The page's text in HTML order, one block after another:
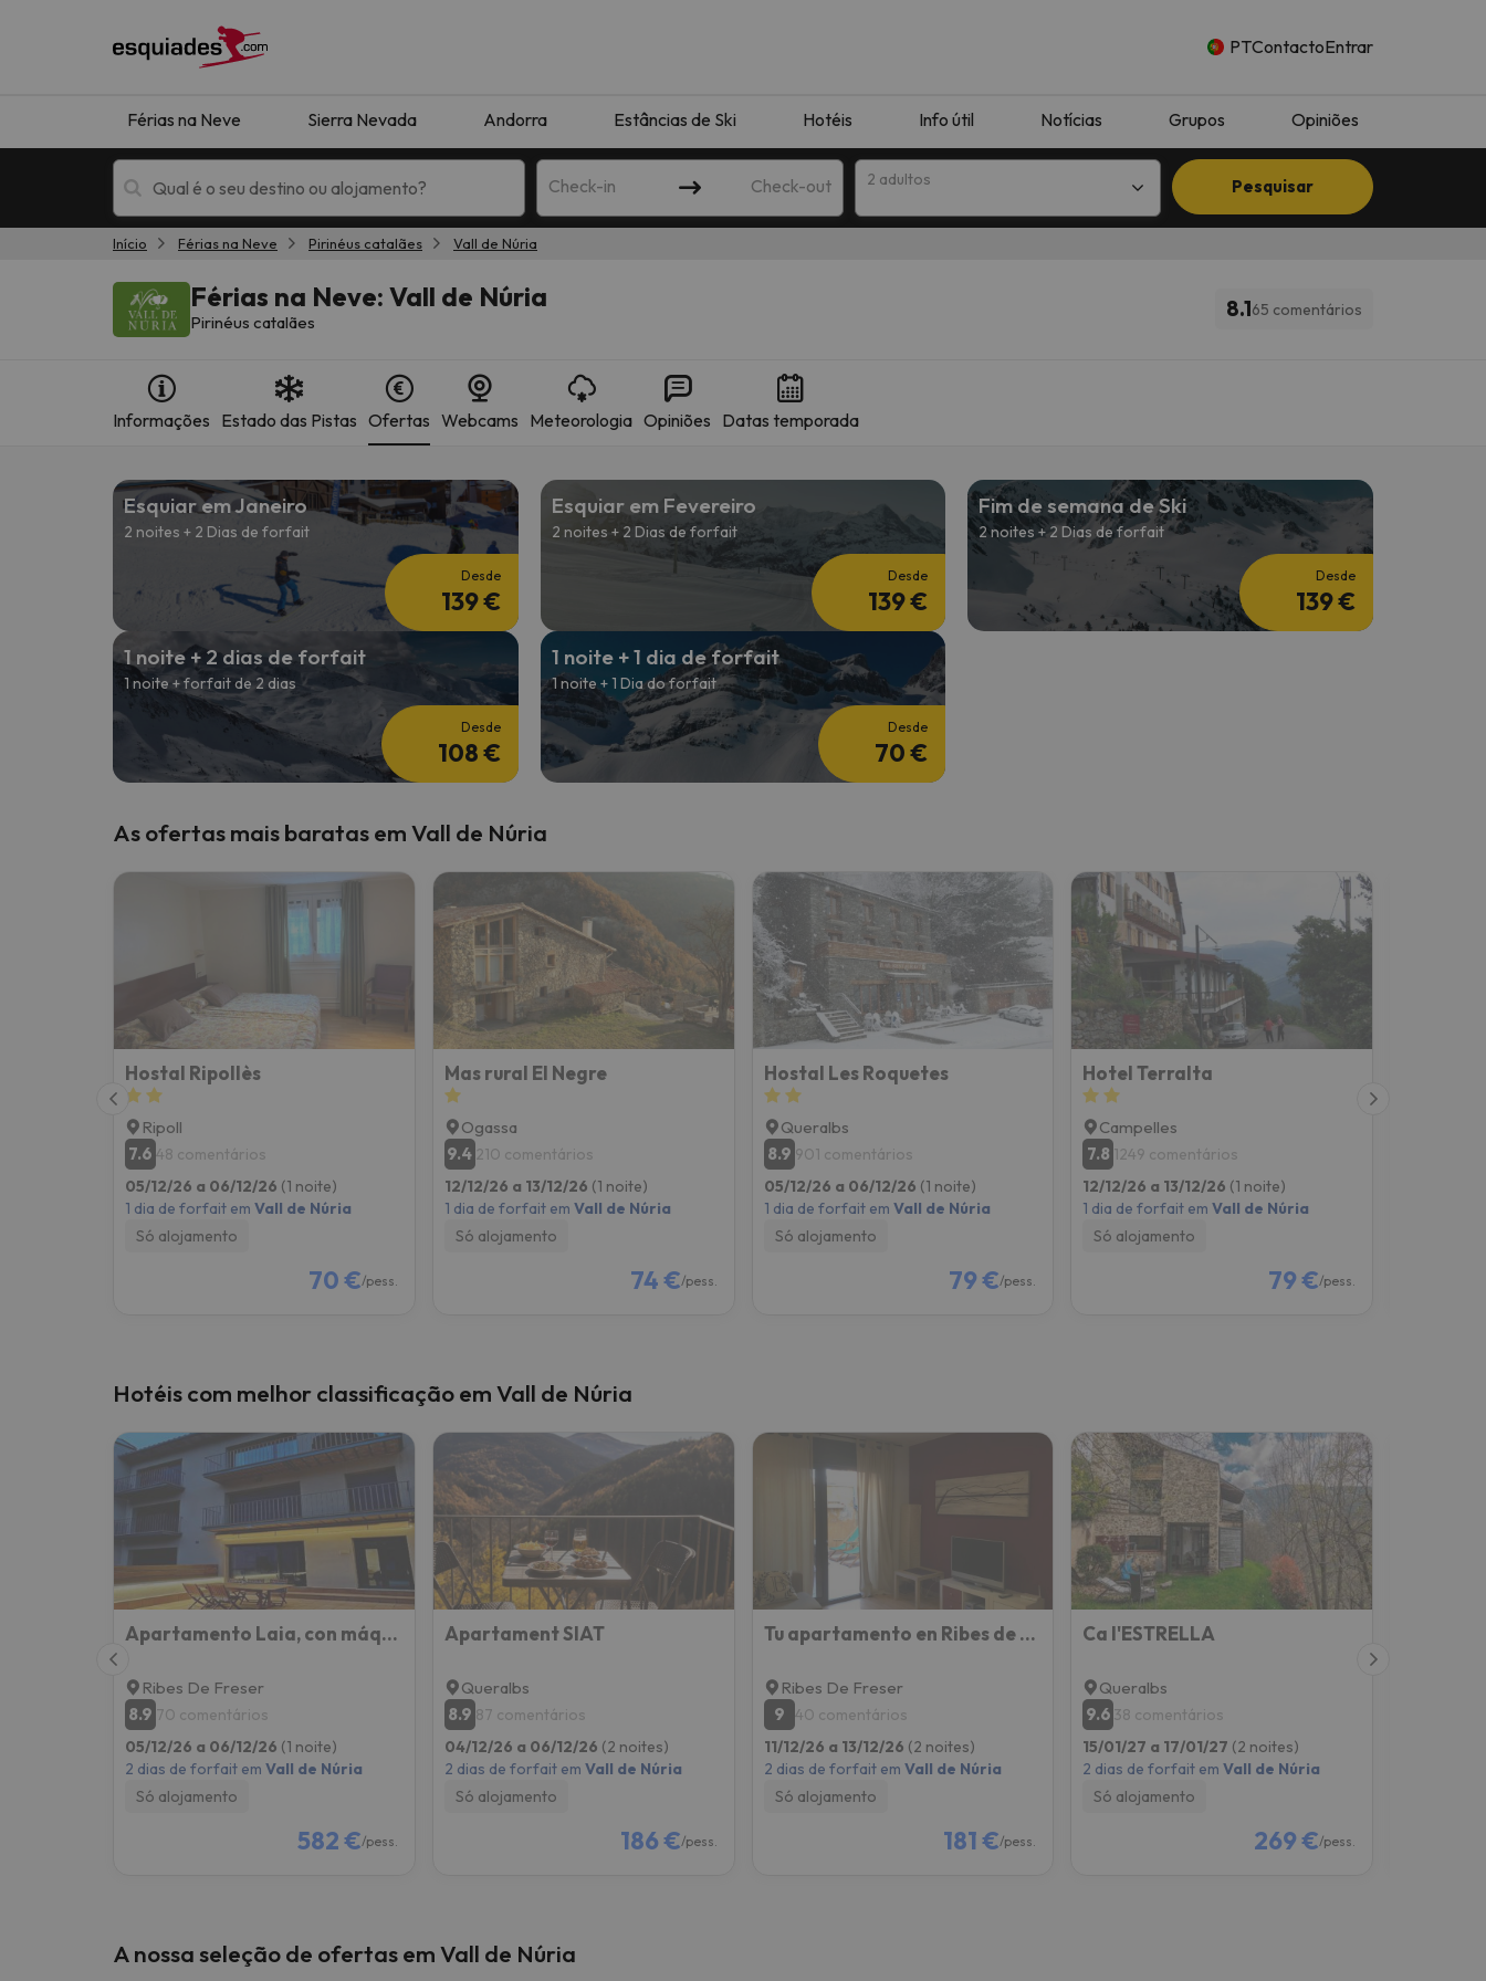
PTContactoEntrar
Férias na Neve Sierra Nevada Andorra Estâncias de Ski Hotéis Info útil Notícias Grupos Opiniões
Check-in Check-out 2 adultos Pesquisar
Férias na neve Hotéis de montanha
Bem, parece que o nosso Seeker perdeu o seu caminho. Assim que encontrar a sua bússola, estará de volta.
Início Férias na Neve Pirinéus catalães Vall de Núria
Férias na Neve: Vall de Núria
Pirinéus catalães 8.165 comentários
Informações Estado das Pistas Ofertas Webcams Meteorologia Opiniões Datas temporada
Esquiar em Janeiro
2 noites + 2 Dias de forfait
Desde
139 €
Esquiar em Fevereiro
2 noites + 2 Dias de forfait
Desde
139 €
Fim de semana de Ski
2 noites + 2 Dias de forfait
Desde
139 €
1 noite + 2 dias de forfait
1 noite + forfait de 2 dias
Desde
108 €
1 noite + 1 dia de forfait
1 noite + 1 Dia do forfait
Desde
70 €
As ofertas mais baratas em Vall de Núria
Hostal Ripollès
Ripoll
7.6 48 comentários
05/12/26 a 06/12/26 (1 noite)
1 dia de forfait em Vall de Núria
Só alojamento
70 €/pess.
Mas rural El Negre
Ogassa
9.4 210 comentários
12/12/26 a 13/12/26 (1 noite)
1 dia de forfait em Vall de Núria
Só alojamento
74 €/pess.
Hostal Les Roquetes
Queralbs
8.9 901 comentários
05/12/26 a 06/12/26 (1 noite)
1 dia de forfait em Vall de Núria
Só alojamento
79 €/pess.
Hotel Terralta
Campelles
7.8 1249 comentários
12/12/26 a 13/12/26 (1 noite)
1 dia de forfait emVall de Núria
Só alojamento
79 €/pess.
Hotéis com melhor classificação em Vall de Núria
Apartamento Laia, con máquina recreativa.
Ribes De Freser
8.9 70 comentários
05/12/26 a 06/12/26 (1 noite)
2 dias de forfait em Vall de Núria
Só alojamento
582 €/pess.
Apartament SIAT
Queralbs
8.9 87 comentários
04/12/26 a 06/12/26 (2 noites)
2 dias de forfait em Vall de Núria
Só alojamento
186 €/pess.
Tu apartamento en Ribes de Freser
Ribes De Freser
9 40 comentários
11/12/26 a 13/12/26 (2 noites)
2 dias de forfait em Vall de Núria
Só alojamento
181 €/pess.
Ca l'ESTRELLA
Queralbs
9.6 38 comentários
15/01/27 a 17/01/27 (2 noites)
2 dias de forfait emVall de Núria
Só alojamento
269 €/pess.
A nossa seleção de ofertas em Vall de Núria